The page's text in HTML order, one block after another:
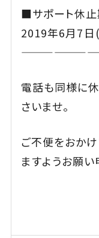
■サポート休
2019年6月7
電話も同様に
さいませ。
ご不便をおかけ
ますようお願い